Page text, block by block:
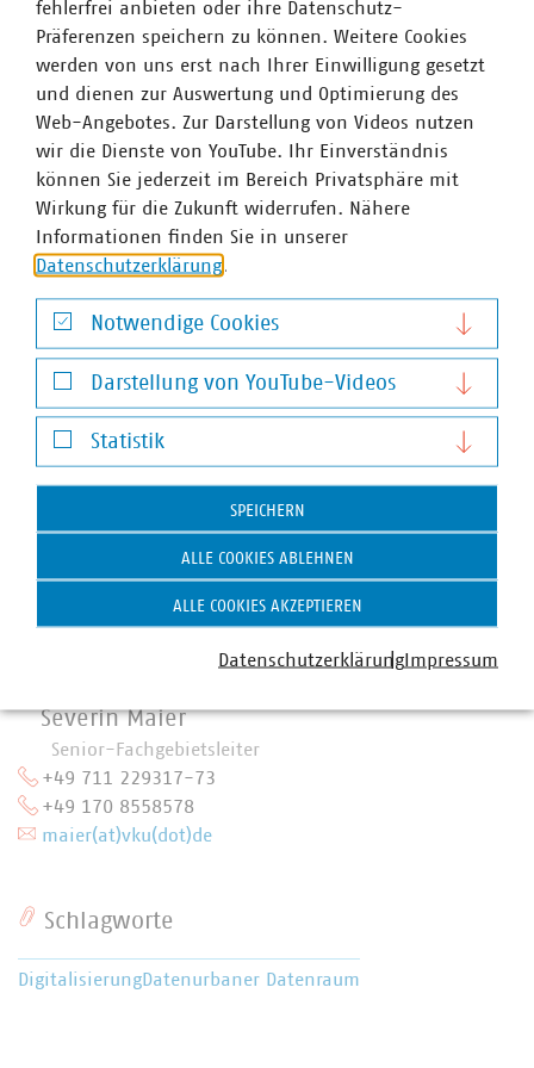
herunterladen .
Ansprechpartner
Severin Maier
Senior-Fachgebietsleiter
+49 711 229317-73
+49 170 8558578
maier(at)vku(dot)de
Schlagworte
DigitalisierungDatenurbaner Datenraum
fehlerfrei anbieten oder ihre Datenschutz-
Präferenzen speichern zu können. Weitere Cookies
werden von uns erst nach Ihrer Einwilligung gesetzt
und dienen zur Auswertung und Optimierung des
Web-Angebotes. Zur Darstellung von Videos nutzen
wir die Dienste von YouTube. Ihr Einverständnis
können Sie jederzeit im Bereich Privatsphäre mit
Wirkung für die Zukunft widerrufen. Nähere
Informationen finden Sie in unserer
Datenschutzerklärung.
Notwendige Cookies
Notwendige Cookies
Darstellung von YouTube-Videos
Darstellung von YouTube-Videos
Statistik
Statistik
SPEICHERN
ALLE COOKIES ABLEHNEN
ALLE COOKIES AKZEPTIEREN
DatenschutzerklärungImpressum